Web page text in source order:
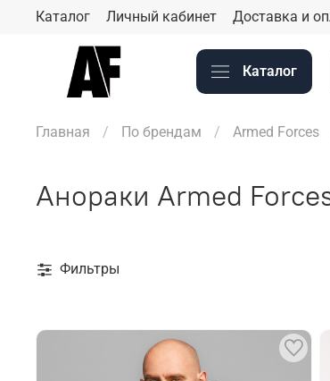
Каталог Личный кабинет Доставка и
Каталог
Главная По брендам Armed Forces
Анораки Armed
Фильтры